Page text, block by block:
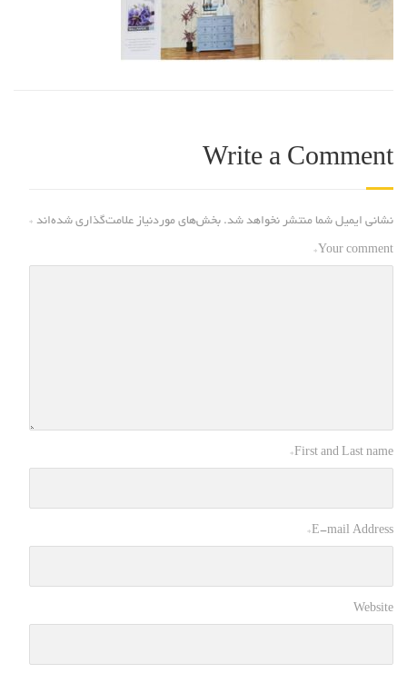
Write a Comment
نشانی ایمیل شما منتشر نخواهد شد. بخش‌های موردنیاز علامت‌گذاری شده‌اند *
Your comment
*
First and Last name
*
E-mail Address
*
Website